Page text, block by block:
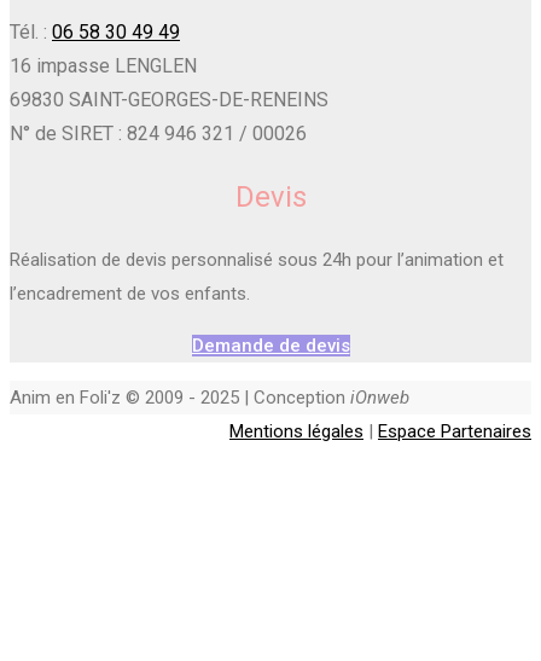
Tél. : 06 58 30 49 49
16 impasse LENGLEN
69830 SAINT-GEORGES-DE-RENEINS
N° de SIRET : 824 946 321 / 00026
Devis
Réalisation de devis personnalisé sous 24h pour l’animation et
l’encadrement de vos enfants.
Demande de devis
Anim en Foli'z © 2009 - 2025 | Conception iOnweb
Mentions légales | Espace Partenaires